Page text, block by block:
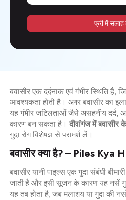
फ्री में सलाह
बवासीर एक दर्दनाक एवं गंभीर स्थिति है,
आवश्यकता होती है। अगर बवासीर का
यह गंभीर जटिलताओं जैसे असहनीय दर्द,
कारण बन सकता है। दीवांगंज में बवासीर
गुदा रोग विशेषज्ञ से परामर्श लें।
बवासीर क्या है? – Piles Kya
बवासीर यानी पाइल्स एक गुदा संबंधी
जाती है और इसी सूजन के कारण यह नसें
यह तब होता है, जब मलाशय या गुदा की